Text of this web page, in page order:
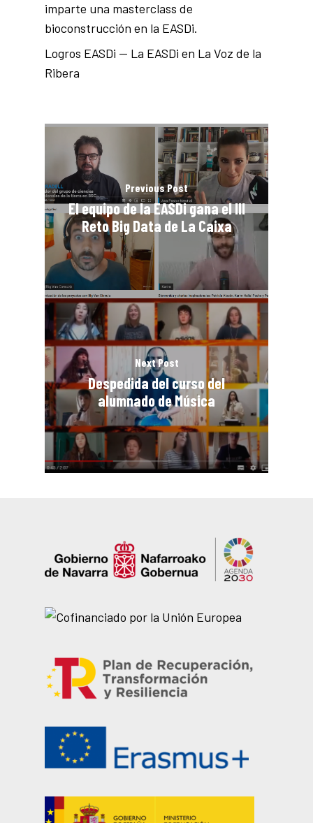
imparte una masterclass de
bioconstrucción en la EASDi.
Logros EASDi — La EASDi en La Voz de la
Ribera
Previous Post
El equipo de la EASDi gana el III
Reto Big Data de La Caixa
Next Post
Despedida del curso del
alumnado de Música